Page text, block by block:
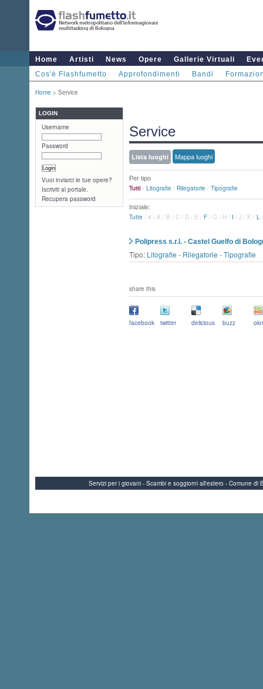
Home Artisti News Opere Gallerie Virtuali
Cos'è Flashfumetto
Approfondimenti Bandi
Home > Service
LOGIN
Username
Password
Vuoi inviarci le tue opere?
Iscriviti al portale.
Recupera password
Service
Lista luoghi Mappa luoghi
Per tipo
Tutti / Litografie / Rilegatorie / Tipografie
Iniziale:
Tutte / # / A / B / C / D / E / F / G / H / I / J / K / L
Polipress s.r.l. - Castel Guelfo di
Tipo: Litografie - Rilegatorie -Tipografie
share this
facebook twitter delicious buzz
Servizi per i giovani - Scambi e soggiorni all'estero - Comune